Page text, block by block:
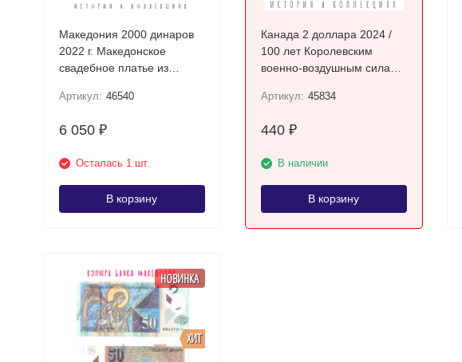
Македония 2000 динаров
2022 г. Македонское
свадебное платье из
Артикул: 46540
6 050 ₽
Осталась 1 шт.
В корзину
Канада 2 доллара 2024 /
100 лет Королевским
военно-воздушным силам
монета
Артикул: 45834
440 ₽
В наличии
В корзину
ХИТ
НОВИНКА